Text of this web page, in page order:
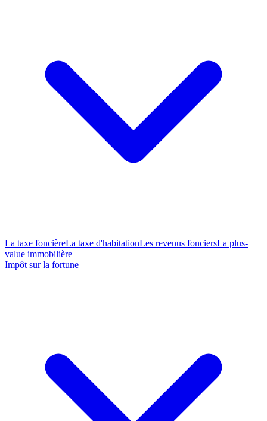
La taxe foncièreLa taxe d'habitationLes revenus fonciersLa plus-
value immobilière
Impôt sur la fortune